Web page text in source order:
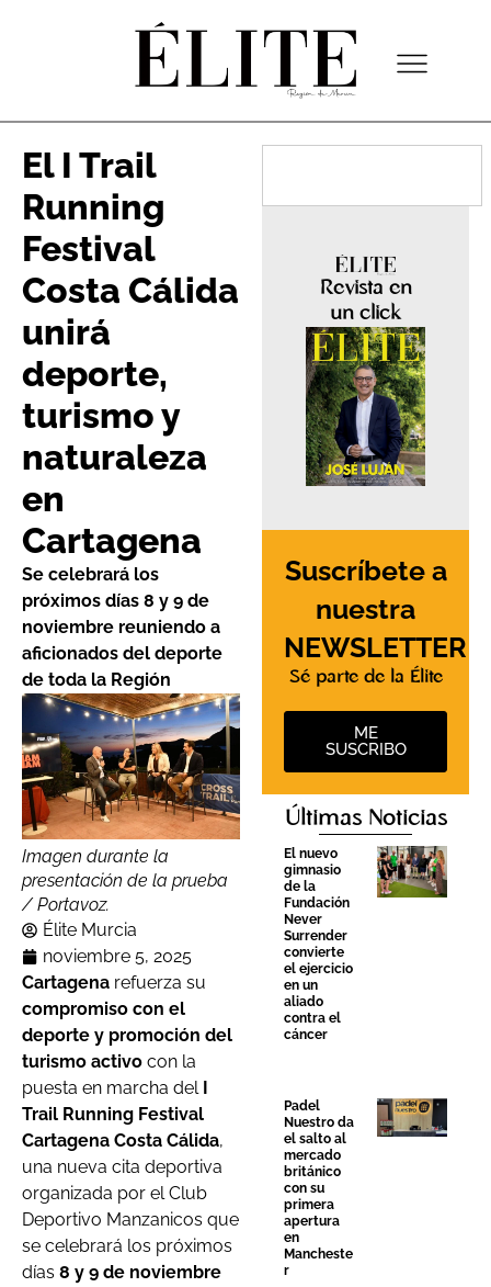
El I Trail
Running
Festival
Costa Cálida
unirá
deporte,
turismo y
naturaleza
en
Cartagena
Se celebrará los
próximos días 8 y 9 de
noviembre reuniendo a
aficionados del deporte
de toda la Región
Imagen durante la
presentación de la prueba
/ Portavoz.
Élite Murcia
noviembre 5, 2025
Cartagena refuerza su
compromiso con el
deporte y promoción del
turismo activo con la
puesta en marcha delI
Trail Running Festival
Cartagena Costa Cálida,
una nueva cita deportiva
organizada por el Club
Deportivo Manzanicos que
se celebrará los próximos
días 8 y 9 de noviembre
Revista en
un click
Suscríbete a
nuestra
NEWSLETTER
Sé parte de la Élite
ME
SUSCRIBO
Últimas Noticias
El nuevo
gimnasio
de la
Fundación
Never
Surrender
convierte
el ejercicio
en un
aliado
contra el
cáncer
Padel
Nuestro da
el salto al
mercado
británico
con su
primera
apertura
en
Mancheste
r